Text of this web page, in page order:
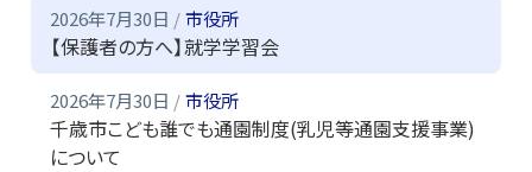
2026年7月30日 市役所
【保護者の方へ】就学学習会
2026年7月30日 市役所
千歳市こども誰でも通園制度(乳児等通園支援事業)
について